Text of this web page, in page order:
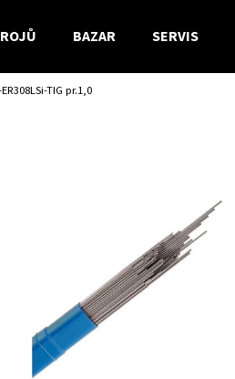
BAZAR SERVIS
TIG pr.1,0 najít?
Doporučujeme